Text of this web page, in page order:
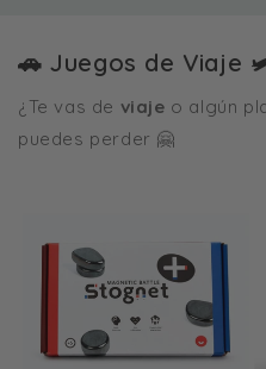
🚗 Juegos de Viaje
¿Te vas de viaje o algún
puedes perder 🤗